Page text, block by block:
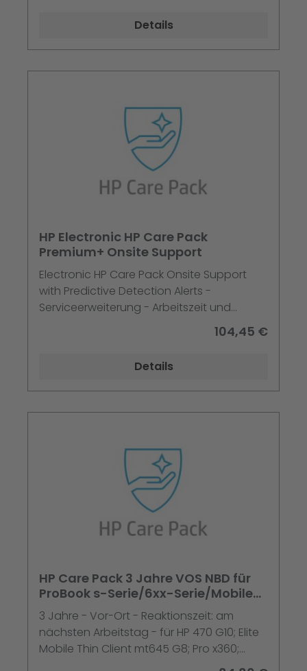
Details
HP Electronic HP Care Pack
Premium+ Onsite Support
Electronic HP Care Pack Onsite Support
with Predictive Detection Alerts -
Serviceerweiterung - Arbeitszeit und
Ersatzteile - 3 Jahre - Vor-Ort - 9x5 -
Reaktionszeit: am nächsten Arbeitstag -
G11, 465 G11; ProBook 4
104,45 €
Details
HP Care Pack 3 Jahre VOS NBD für
ProBook s-Serie/6xx-Serie/Mobile
Thin Client
3 Jahre - Vor-Ort - Reaktionszeit: am
nächsten Arbeitstag - für HP 470 G10; Elite
Mobile Thin Client mt645 G8; Pro x360;
ProBook 44X G10 - 45X G10 - 470 G10